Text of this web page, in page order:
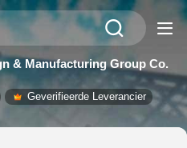
& Manufacturing Group Co.
Geverifieerde Leverancier